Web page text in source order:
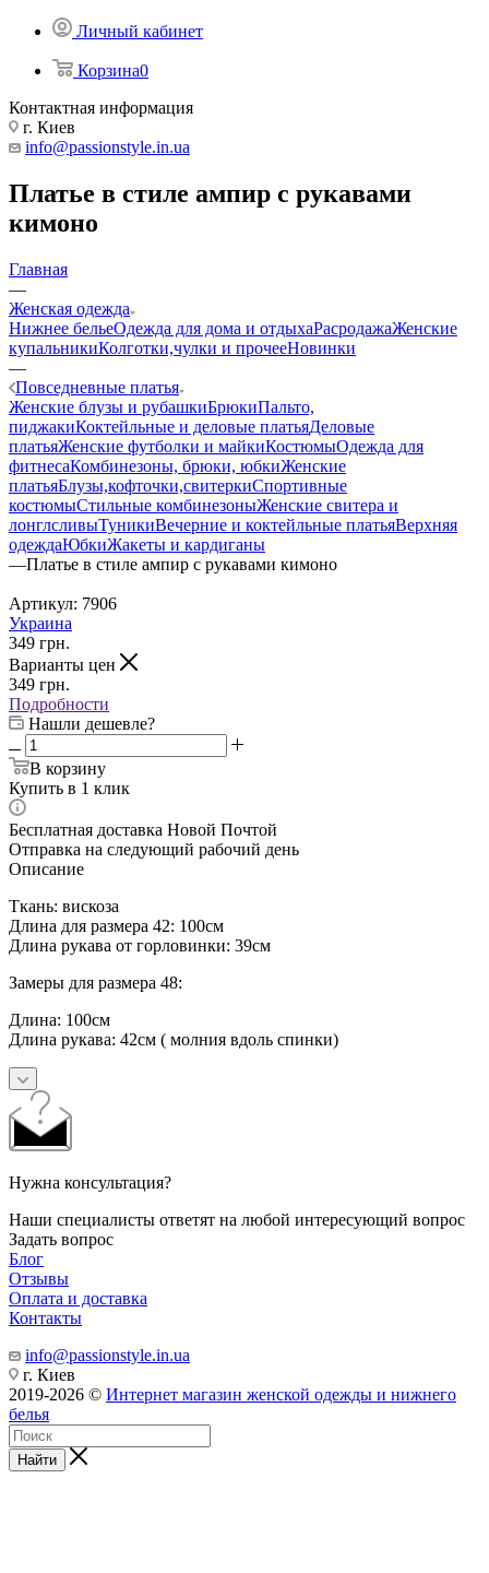
Личный кабинет
Корзина0
Контактная информация
г. Киев
info@passionstyle.in.ua
Платье в стиле ампир с рукавами
кимоно
Главная
—
Женская одежда
Нижнее бельеОдежда для дома и отдыхаРасродажаЖенские
купальникиКолготки,чулки и прочееНовинки
—
Повседневные платья
Женские блузы и рубашкиБрюкиПальто,
пиджакиКоктейльные и деловые платьяДеловые
платьяЖенские футболки и майкиКостюмыОдежда для
фитнесаКомбинезоны, брюки, юбкиЖенские
платьяБлузы,кофточки,свитеркиСпортивные
костюмыСтильные комбинезоныЖенские свитера и
лонглсливыТуникиВечерние и коктейльные платьяВерхняя
одеждаЮбкиЖакеты и кардиганы
—Платье в стиле ампир с рукавами кимоно
Артикул: 7906
Украина
349 грн.
Варианты цен
349 грн.
Подробности
Нашли дешевле?
В корзину
Купить в 1 клик
Бесплатная доставка Новой Почтой
Отправка на следующий рабочий день
Описание
Ткань: вискоза
Длина для размера 42: 100см
Длина рукава от горловинки: 39см
Замеры для размера 48:
Длина: 100см
Длина рукава: 42см ( молния вдоль спинки)
Нужна консультация?
Наши специалисты ответят на любой интересующий вопрос
Задать вопрос
Блог
Отзывы
Оплата и доставка
Контакты
info@passionstyle.in.ua
г. Киев
2019-2026 © Интернет магазин женской одежды и нижнего
белья
Найти